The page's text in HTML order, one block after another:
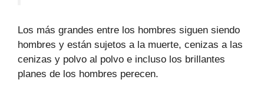
Los más grandes entre los hombres siguen siendo
hombres y están sujetos a la muerte, cenizas a las
cenizas y polvo al polvo e incluso los brillantes
planes de los hombres perecen.